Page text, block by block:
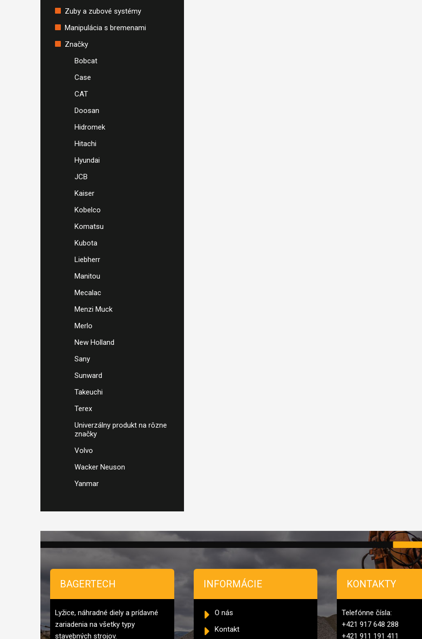
Zuby a zubové systémy
Manipulácia s bremenami
Značky
Bobcat
Case
CAT
Doosan
Hidromek
Hitachi
Hyundai
JCB
Kaiser
Kobelco
Komatsu
Kubota
Liebherr
Manitou
Mecalac
Menzi Muck
Merlo
New Holland
Sany
Sunward
Takeuchi
Terex
Univerzálny produkt na rôzne
značky
Volvo
Wacker Neuson
Yanmar
BAGERTECH
Lyžice, náhradné diely a prídavné
zariadenia na všetky typy
stavebných strojov.
INFORMÁCIE
O nás
Kontakt
KONTAKTY
Telefónne čísla:
+421 917 648 288
+421 911 191 411